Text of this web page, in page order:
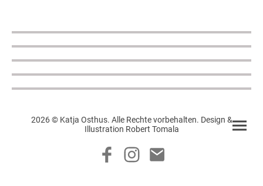
2026 © Katja Osthus. Alle Rechte vorbehalten. Design &
Illustration Robert Tomala